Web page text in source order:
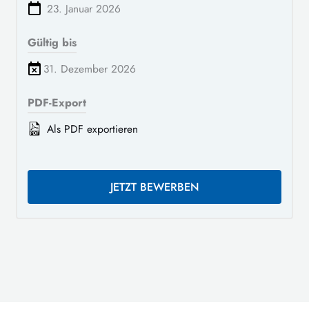
23. Januar 2026
Gültig bis
31. Dezember 2026
PDF-Export
Als PDF exportieren
JETZT BEWERBEN